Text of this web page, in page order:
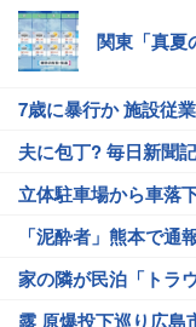
関東「真夏
7歳に暴行か 施設従
夫に包丁? 毎日新聞
立体駐車場から車落
「泥酔者」熊本で通
家の隣が民泊「トラ
露 原爆投下巡り広島